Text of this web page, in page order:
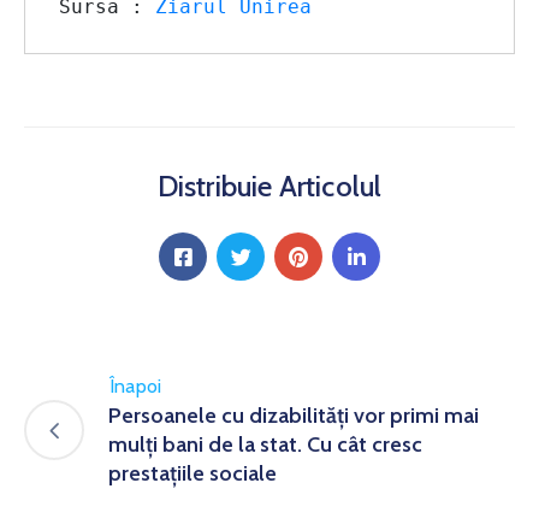
Sursa : Ziarul Unirea
Distribuie Articolul
Înapoi
Persoanele cu dizabilităţi vor primi mai
mulţi bani de la stat. Cu cât cresc
prestaţiile sociale